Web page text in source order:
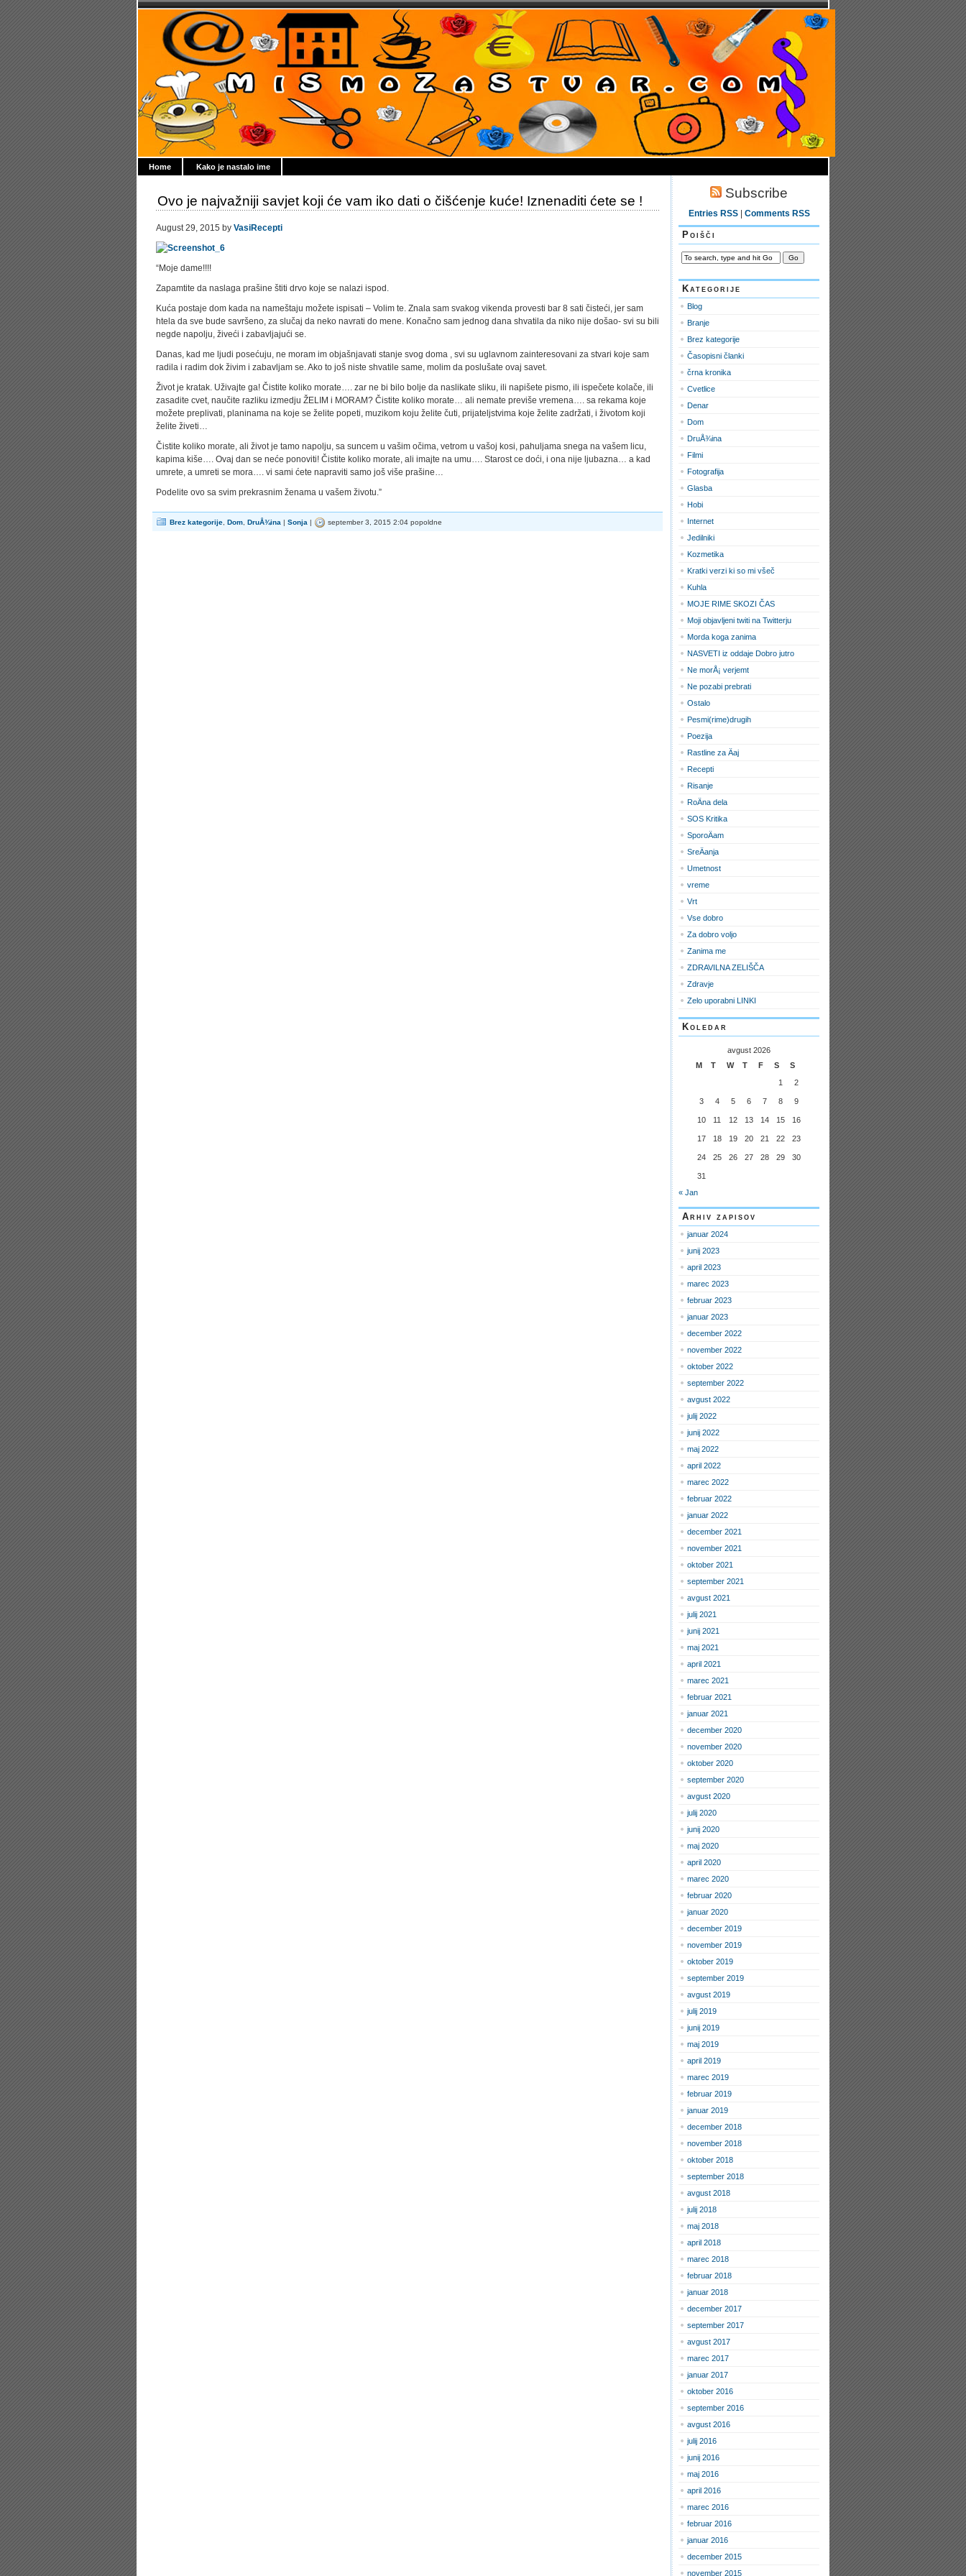
Home Kako je nastalo ime
Ovo je najvažniji savjet koji će vam iko dati o čišćenje kuće! Iznenaditi ćete se !
August 29, 2015 by VasiRecepti
“Moje dame!!!!
Zapamtite da naslaga prašine štiti drvo koje se nalazi ispod.
Kuća postaje dom kada na nameštaju možete ispisati – Volim te. Znala sam svakog vikenda provesti bar 8 sati čisteći, jer sam
htela da sve bude savršeno, za slučaj da neko navrati do mene. Konačno sam jednog dana shvatila da niko nije došao- svi su bili
negde napolju, živeći i zabavljajući se.
Danas, kad me ljudi posećuju, ne moram im objašnjavati stanje svog doma , svi su uglavnom zainteresovani za stvari koje sam
radila i radim dok živim i zabavljam se. Ako to još niste shvatile same, molim da poslušate ovaj savet.
Život je kratak. Uživajte ga! Čistite koliko morate…. zar ne bi bilo bolje da naslikate sliku, ili napišete pismo, ili ispečete kolače, ili
zasadite cvet, naučite razliku izmedju ŽELIM i MORAM? Čistite koliko morate… ali nemate previše vremena…. sa rekama koje
možete preplivati, planinama na koje se želite popeti, muzikom koju želite čuti, prijateljstvima koje želite zadržati, i životom koji
želite živeti…
Čistite koliko morate, ali život je tamo napolju, sa suncem u vašim očima, vetrom u vašoj kosi, pahuljama snega na vašem licu,
kapima kiše…. Ovaj dan se neće ponoviti! Čistite koliko morate, ali imajte na umu…. Starost ce doći, i ona nije ljubazna… a kad
umrete, a umreti se mora…. vi sami ćete napraviti samo još više prašine…
Podelite ovo sa svim prekrasnim ženama u vašem životu.”
Brez kategorije Dom DruÅ¾ina | Sonja | september 3, 2015 2:04 popoldne
Subscribe
Entries RSS| Comments RSS
Poišči
Kategorije
Blog
Branje
Brez kategorije
Časopisni članki
črna kronika
Cvetlice
Denar
Dom
DruÅ¾ina
Filmi
Fotografija
Glasba
Hobi
Internet
Jedilniki
Kozmetika
Kratki verzi ki so mi všeč
Kuhla
MOJE RIME SKOZI ČAS
Moji objavljeni twiti na Twitterju
Morda koga zanima
NASVETI iz oddaje Dobro jutro
Ne morÅ¡ verjemt
Ne pozabi prebrati
Ostalo
Pesmi(rime)drugih
Poezija
Rastline za Äaj
Recepti
Risanje
RoÄna dela
SOS Kritika
SporoÄam
SreÄanja
Umetnost
vreme
Vrt
Vse dobro
Za dobro voljo
Zanima me
ZDRAVILNA ZELIŠČA
Zdravje
Zelo uporabni LINKI
Koledar
avgust 2026
M
T W T F S
S
1
2
3 4 5 6 7 8 9
10 11 12 13 14 15 16
17 18 19 20 21 22 23
24 25 26 27 28 29 30
31
« Jan
Arhiv zapisov
januar 2024
junij 2023
april 2023
marec 2023
februar 2023
januar 2023
december 2022
november 2022
oktober 2022
september 2022
avgust 2022
julij 2022
junij 2022
maj 2022
april 2022
marec 2022
februar 2022
januar 2022
december 2021
november 2021
oktober 2021
september 2021
avgust 2021
julij 2021
junij 2021
maj 2021
april 2021
marec 2021
februar 2021
januar 2021
december 2020
november 2020
oktober 2020
september 2020
avgust 2020
julij 2020
junij 2020
maj 2020
april 2020
marec 2020
februar 2020
januar 2020
december 2019
november 2019
oktober 2019
september 2019
avgust 2019
julij 2019
junij 2019
maj 2019
april 2019
marec 2019
februar 2019
januar 2019
december 2018
november 2018
oktober 2018
september 2018
avgust 2018
julij 2018
maj 2018
april 2018
marec 2018
februar 2018
januar 2018
december 2017
september 2017
avgust 2017
marec 2017
januar 2017
oktober 2016
september 2016
avgust 2016
julij 2016
junij 2016
maj 2016
april 2016
marec 2016
februar 2016
januar 2016
december 2015
november 2015